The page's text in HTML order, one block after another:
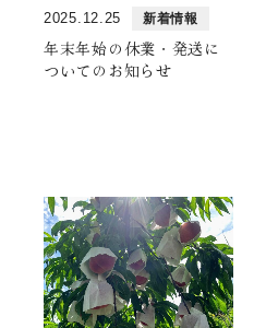
お問い合わせ
カート
よけそ農園について
果物と出荷時期
2025.12.25 新着情報
年末年始の休業・発送に
ついてのお知らせ